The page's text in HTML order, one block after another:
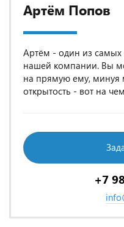
Артём Попов
Артём - один из
нашей компании. Вы
на прямую ему, минуя
открытость - вот на
+7